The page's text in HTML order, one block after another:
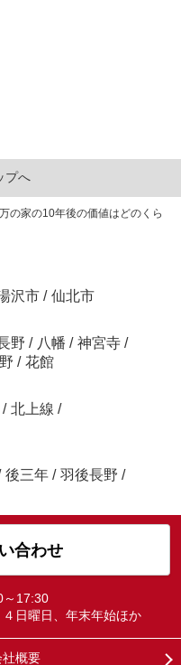
プへ
の家の10年後の価値はどのくら
沢市 / 仙北市
野 / 八幡 / 神宮寺 /
/ 花館
/ 北上線 /
後三年 / 羽後長野 /
合わせ
～17:30
日曜日、年末年始ほか
社概要